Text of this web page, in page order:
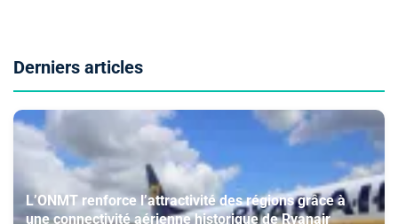
Derniers articles
L’ONMT renforce l’attractivité des régions grâce à
une connectivité aérienne historique de Ryanair